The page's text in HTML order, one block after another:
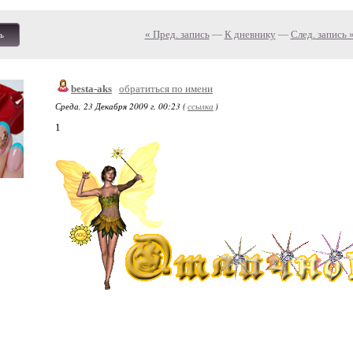
« Пред. запись— К дневнику — След. запись »
besta-aks обратиться по имени
Среда, 23 Декабря 2009 г. 00:23 (ссылка )
1